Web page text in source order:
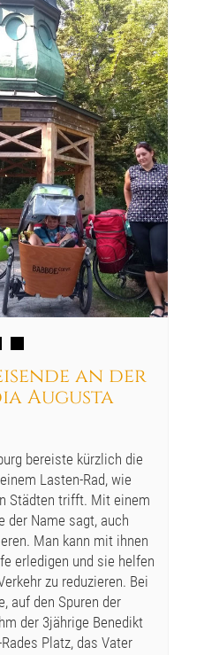
an der
Augusta
bereiste kürzlich die
Lasten-Rad, wie
Städten trifft. Mit einem
der Name sagt, auch
Man kann mit ihnen
erledigen und sie helfen
zu reduzieren. Bei
auf den Spuren der
der 3jährige Benedikt
Platz, das Vater